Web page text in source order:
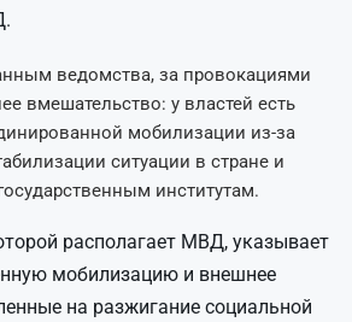
ведомства, за провокациями
вмешательство: у властей есть
мобилизации из-за
ситуации в стране и
институтам.
располагает МВД, указывает
мобилизацию и внешнее
на разжигание социальной